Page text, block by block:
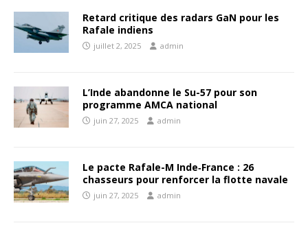
Retard critique des radars GaN pour les
Rafale indiens
juillet 2, 2025 admin
L’Inde abandonne le Su-57 pour son
programme AMCA national
juin 27, 2025 admin
Le pacte Rafale-M Inde‑France : 26
chasseurs pour renforcer la flotte navale
juin 27, 2025 admin